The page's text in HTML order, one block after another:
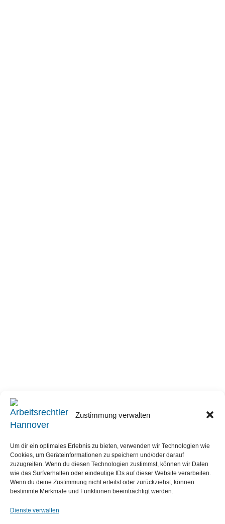
Zustimmung verwalten
Um dir ein optimales Erlebnis zu bieten, verwenden wir Technologien wie
Cookies, um Geräteinformationen zu speichern und/oder darauf
zuzugreifen. Wenn du diesen Technologien zustimmst, können wir Daten
wie das Surfverhalten oder eindeutige IDs auf dieser Website verarbeiten.
Wenn du deine Zustimmung nicht erteilst oder zurückziehst, können
bestimmte Merkmale und Funktionen beeinträchtigt werden.
Dienste verwalten